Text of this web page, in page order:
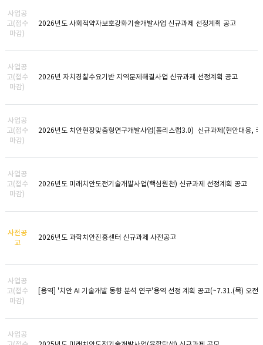
사업공
고(접수
마감)
2026년도 사회적약자보호강화기술개발사업 신규과제 선정계획 공고
사업공
고(접수
마감)
2026년 자치경찰수요기반 지역문제해결사업 신규과제 선정계획 공고
사업공
고(접수
마감)
2026년도 치안현장맞춤형연구개발사업(폴리스랩3.0) 신규과제(현안대응,
사업공
고(접수
마감)
2026년도 미래치안도전기술개발사업(핵심원천) 신규과제 선정계획 공고
사전공
고
2026년도 과학치안진흥센터 신규과제 사전공고
사업공
고(접수
마감)
[용역] '치안 AI 기술개발 동향 분석 연구'용역 선정 계획 공고(~7.31.(목) 오전
사업공